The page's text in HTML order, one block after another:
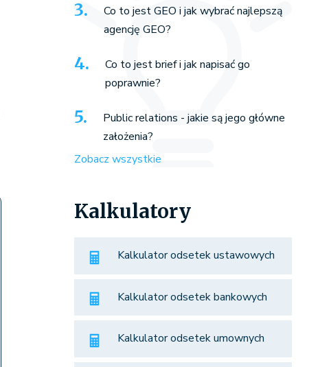
Co to jest GEO i jak wybrać najlepszą
agencję GEO?
Co to jest brief i jak napisać go
poprawnie?
Public relations - jakie są jego główne
założenia?
Zobacz wszystkie
Kalkulatory
Kalkulator odsetek ustawowych
Kalkulator odsetek bankowych
Kalkulator odsetek umownych